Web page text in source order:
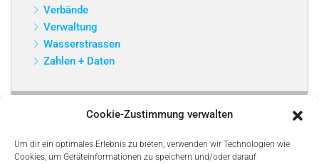
Cookie-Zustimmung verwalten
Um dir ein optimales Erlebnis zu bieten, verwenden wir Technologien wie
Cookies, um Geräteinformationen zu speichern und/oder darauf
Verbände
Verwaltung
Wasserstrassen
Zahlen + Daten